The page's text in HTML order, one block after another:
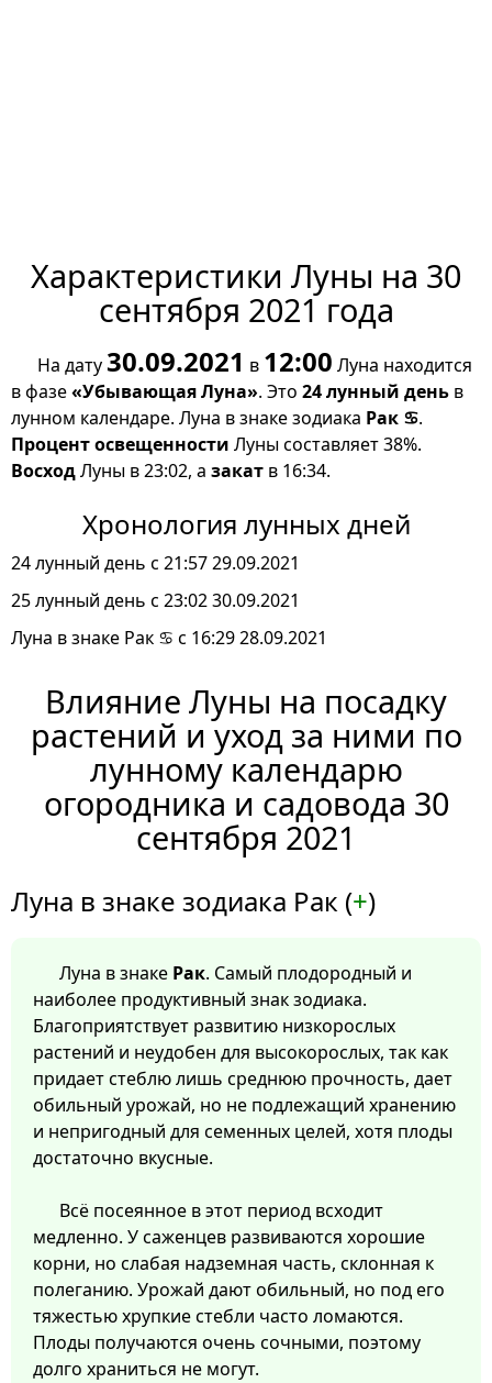
Характеристики Луны на 30
сентября 2021 года
На дату30.09.2021 в 12:00 Луна находится
в фазе«Убывающая Луна». Это 24 лунный день в
лунном календаре. Луна в знаке зодиака Рак ♋.
Процент освещенности Луны составляет 38%.
ВосходЛуны в 23:02, а закат в 16:34.
Хронология лунных дней
24 лунный день с 21:57 29.09.2021
25 лунный день с 23:02 30.09.2021
Луна в знаке Рак ♋ с 16:29 28.09.2021
Влияние Луны на посадку
растений и уход за ними по
лунному календарю
огородника и садовода 30
сентября 2021
Луна в знаке зодиака Рак (+)
Луна в знаке Рак. Самый плодородный и
наиболее продуктивный знак зодиака.
Благоприятствует развитию низкорослых
растений и неудобен для высокорослых, так как
придает стеблю лишь среднюю прочность, дает
обильный урожай, но не подлежащий хранению
и непригодный для семенных целей, хотя плоды
достаточно вкусные.
Всё посеянное в этот период всходит
медленно. У саженцев развиваются хорошие
корни, но слабая надземная часть, склонная к
полеганию. Урожай дают обильный, но под его
тяжестью хрупкие стебли часто ломаются.
Плоды получаются очень сочными, поэтому
долго храниться не могут.